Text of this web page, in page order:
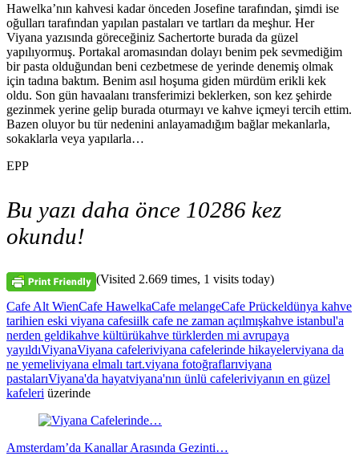
Hawelka’nın kahvesi kadar önceden Josefine tarafından, şimdi ise
oğulları tarafından yapılan pastaları ve tartları da meşhur. Her
Viyana yazısında göreceğiniz Sachertorte burada da güzel
yapılıyormuş. Portakal aromasından dolayı benim pek sevmediğim
bir pasta olduğundan beni cezbetmese de yerinde denemiş olmak
için tadına baktım. Benim asıl hoşuma giden mürdüm erikli kek
oldu. Son gün havaalanı transferimizi beklerken, son kez şehirde
gezinmek yerine gelip burada oturmayı ve kahve içmeyi tercih ettim.
Bazen oluyor bu tür nedenini anlayamadığım bağlar mekanlarla,
sokaklarla veya yapılarla…
EPP
Bu yazı daha önce 10286 kez
okundu!
(Visited 2.669 times, 1 visits today)
Cafe Alt WienCafe HawelkaCafe melangeCafe Prückeldünya kahve
tarihien eski viyana cafesiilk cafe ne zaman açılmışkahve istanbul'a
nerden geldikahve kültürükahve türklerden mi avrupaya
yayıldıViyanaViyana cafeleriviyana cafelerinde hikayelerviyana da
ne yemeliviyana elmalı tart.viyana fotoğraflarıviyana
pastalarıViyana'da hayatviyana'nın ünlü cafeleriviyanın en güzel
kafeleri üzerinde
Yazı
dolaşımı
Amsterdam’da Kanallar Arasında Gezinti…